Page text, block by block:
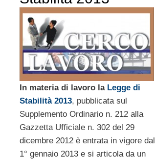
In materia di lavoro la Legge di
Stabilità 2013, pubblicata sul
Supplemento Ordinario n. 212 alla
Gazzetta Ufficiale n. 302 del 29
dicembre 2012 è entrata in vigore dal
1° gennaio 2013 e si articola da un